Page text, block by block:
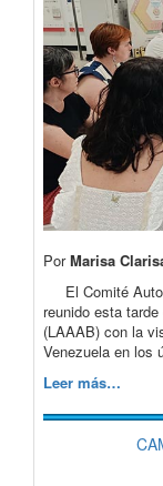
PorMarisa
El Comité
reunido esta
(LAAAB) con la
Venezuela en los
Leer más…